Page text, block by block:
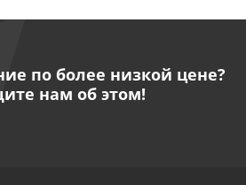
по более низкой цене?
нам об этом!